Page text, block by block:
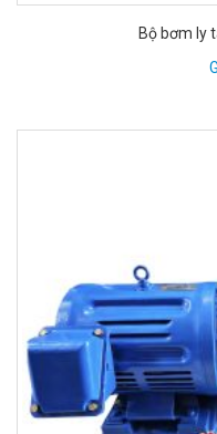
Bộ bơm ly